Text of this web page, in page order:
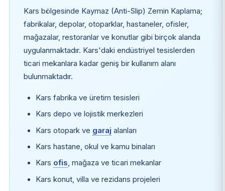
Kars bölgesinde Kaymaz (Anti-Slip) Zemin Kaplama;
fabrikalar, depolar, otoparklar, hastaneler, ofisler,
mağazalar, restoranlar ve konutlar gibi birçok alanda
uygulanmaktadır. Kars'daki endüstriyel tesislerden
ticari mekanlara kadar geniş bir kullanım alanı
bulunmaktadır.
Kars fabrika ve üretim tesisleri
Kars depo ve lojistik merkezleri
Kars otopark ve garaj alanları
Kars hastane, okul ve kamu binaları
Kars ofis, mağaza ve ticari mekanlar
Kars konut, villa ve rezidans projeleri